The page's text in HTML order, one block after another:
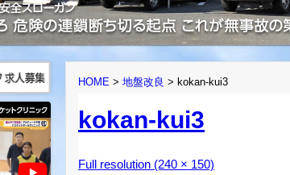
HOME > 地盤改良 > kokan-kui3
kokan-kui3
Full resolution (240 × 150)